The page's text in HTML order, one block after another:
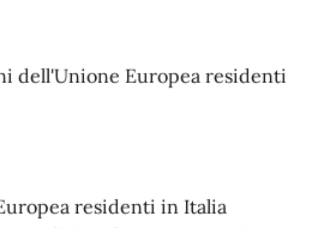
dell'Unione Europea residenti
residenti in Italia